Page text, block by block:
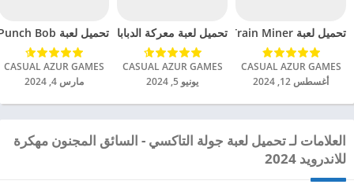
تحميل لعبة Train Miner مهكرة للاندرويد 2024
CASUAL AZUR GAMES‏
أغسطس 12, 2024
تحميل لعبة معركة الدبابات الجنونية مهكرة للاندرويد
CASUAL AZUR GAMES‏
يونيو 5, 2024
تحميل لعبة Punch Bob مهكرة للاندرويد 2024
CASUAL AZUR GAMES‏
مارس 4, 2024
العلامات لـ تحميل لعبة جولة التاكسي - السائق المجنون مهكرة
للاندرويد 2024